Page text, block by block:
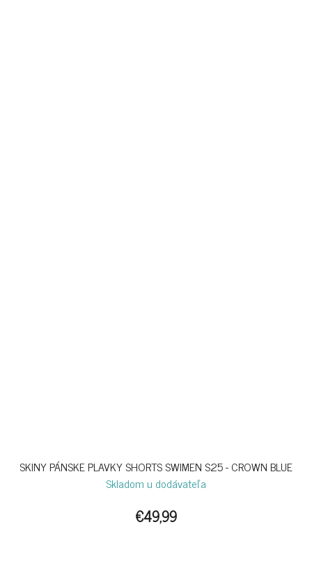
SKINY PÁNSKE PLAVKY SHORTS SWIMEN S25 - CROWN BLUE
Skladom u dodávateľa
€49,99